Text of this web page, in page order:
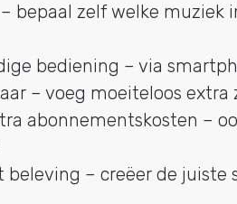
bepaal zelf welke muziek
bediening – via
– voeg moeiteloos extra
abonnementskosten –
beleving – creëer de juiste